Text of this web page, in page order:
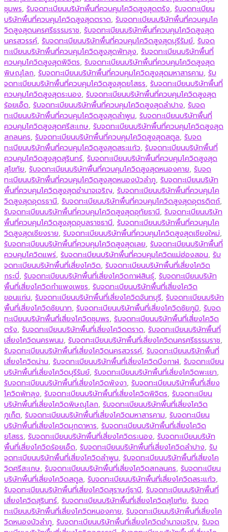
ชุมพร, รับจดทะเบียนบริษัทพื้นที่ควบคุมโควิดสูงสุดตรัง, รับจดทะเบียน
บริษัทพื้นที่ควบคุมโควิดสูงสุดตราด, รับจดทะเบียนบริษัทพื้นที่ควบคุมโค
วิดสูงสุดนครศรีธรรมราช, รับจดทะเบียนบริษัทพื้นที่ควบคุมโควิดสูงสุด
นครสวรรค์, รับจดทะเบียนบริษัทพื้นที่ควบคุมโควิดสูงสุดบุรีรัมย์, รับจด
ทะเบียนบริษัทพื้นที่ควบคุมโควิดสูงสุดพัทลุง, รับจดทะเบียนบริษัทพื้นที่
ควบคุมโควิดสูงสุดพิจิตร, รับจดทะเบียนบริษัทพื้นที่ควบคุมโควิดสูงสุด
พิษณุโลก, รับจดทะเบียนบริษัทพื้นที่ควบคุมโควิดสูงสุดมหาสารคาม, รับ
จดทะเบียนบริษัทพื้นที่ควบคุมโควิดสูงสุดยโสธร, รับจดทะเบียนบริษัทพื้นที่
ควบคุมโควิดสูงสุดระนอง, รับจดทะเบียนบริษัทพื้นที่ควบคุมโควิดสูงสุด
ร้อยเอ็ด, รับจดทะเบียนบริษัทพื้นที่ควบคุมโควิดสูงสุดลำปาง, รับจด
ทะเบียนบริษัทพื้นที่ควบคุมโควิดสูงสุดลำพูน, รับจดทะเบียนบริษัทพื้นที่
ควบคุมโควิดสูงสุดศรีสะเกษ, รับจดทะเบียนบริษัทพื้นที่ควบคุมโควิดสูงสุด
สกลนคร, รับจดทะเบียนบริษัทพื้นที่ควบคุมโควิดสูงสุดสตูล, รับจด
ทะเบียนบริษัทพื้นที่ควบคุมโควิดสูงสุดสระแก้ว, รับจดทะเบียนบริษัทพื้นที่
ควบคุมโควิดสูงสุดสุรินทร์, รับจดทะเบียนบริษัทพื้นที่ควบคุมโควิดสูงสุด
สุโขทัย, รับจดทะเบียนบริษัทพื้นที่ควบคุมโควิดสูงสุดหนองคาย, รับจด
ทะเบียนบริษัทพื้นที่ควบคุมโควิดสูงสุดหนองบัวลำภู, รับจดทะเบียนบริษัท
พื้นที่ควบคุมโควิดสูงสุดอำนาจเจริญ, รับจดทะเบียนบริษัทพื้นที่ควบคุมโค
วิดสูงสุดอุดรธานี, รับจดทะเบียนบริษัทพื้นที่ควบคุมโควิดสูงสุดอุตรดิตถ์,
รับจดทะเบียนบริษัทพื้นที่ควบคุมโควิดสูงสุดอุทัยธานี, รับจดทะเบียนบริษัท
พื้นที่ควบคุมโควิดสูงสุดอุบลราชธานี, รับจดทะเบียนบริษัทพื้นที่ควบคุมโค
วิดสูงสุดเชียงราย, รับจดทะเบียนบริษัทพื้นที่ควบคุมโควิดสูงสุดเชียงใหม่,
รับจดทะเบียนบริษัทพื้นที่ควบคุมโควิดสูงสุดเลย, รับจดทะเบียนบริษัทพื้นที่
ควบคุมโควิดแพร่, รับจดทะเบียนบริษัทพื้นที่ควบคุมโควิดแม่ฮ่องสอน, รับ
จดทะเบียนบริษัทพื้นที่เสี่ยงโควิด, รับจดทะเบียนบริษัทพื้นที่เสี่ยงโควิด
กระบี่, รับจดทะเบียนบริษัทพื้นที่เสี่ยงโควิดกาฬสินธุ์, รับจดทะเบียนบริษัท
พื้นที่เสี่ยงโควิดกำแพงเพชร, รับจดทะเบียนบริษัทพื้นที่เสี่ยงโควิด
ขอนแก่น, รับจดทะเบียนบริษัทพื้นที่เสี่ยงโควิดจันทบุรี, รับจดทะเบียนบริษัท
พื้นที่เสี่ยงโควิดชัยนาท, รับจดทะเบียนบริษัทพื้นที่เสี่ยงโควิดชัยภูมิ, รับจด
ทะเบียนบริษัทพื้นที่เสี่ยงโควิดชุมพร, รับจดทะเบียนบริษัทพื้นที่เสี่ยงโควิด
ตรัง, รับจดทะเบียนบริษัทพื้นที่เสี่ยงโควิดตราด, รับจดทะเบียนบริษัทพื้นที่
เสี่ยงโควิดนครพนม, รับจดทะเบียนบริษัทพื้นที่เสี่ยงโควิดนครศรีธรรมราช,
รับจดทะเบียนบริษัทพื้นที่เสี่ยงโควิดนครสวรรค์, รับจดทะเบียนบริษัทพื้นที่
เสี่ยงโควิดน่าน, รับจดทะเบียนบริษัทพื้นที่เสี่ยงโควิดบึงกาฬ, รับจดทะเบียน
บริษัทพื้นที่เสี่ยงโควิดบุรีรัมย์, รับจดทะเบียนบริษัทพื้นที่เสี่ยงโควิดพะเยา,
รับจดทะเบียนบริษัทพื้นที่เสี่ยงโควิดพังงา, รับจดทะเบียนบริษัทพื้นที่เสี่ยง
โควิดพัทลุง, รับจดทะเบียนบริษัทพื้นที่เสี่ยงโควิดพิจิตร, รับจดทะเบียน
บริษัทพื้นที่เสี่ยงโควิดพิษณุโลก, รับจดทะเบียนบริษัทพื้นที่เสี่ยงโควิด
ภูเก็ต, รับจดทะเบียนบริษัทพื้นที่เสี่ยงโควิดมหาสารคาม, รับจดทะเบียน
บริษัทพื้นที่เสี่ยงโควิดมุกดาหาร, รับจดทะเบียนบริษัทพื้นที่เสี่ยงโควิด
ยโสธร, รับจดทะเบียนบริษัทพื้นที่เสี่ยงโควิดระนอง, รับจดทะเบียนบริษัท
พื้นที่เสี่ยงโควิดร้อยเอ็ด, รับจดทะเบียนบริษัทพื้นที่เสี่ยงโควิดลำปาง, รับ
จดทะเบียนบริษัทพื้นที่เสี่ยงโควิดลำพูน, รับจดทะเบียนบริษัทพื้นที่เสี่ยงโค
วิดศรีสะเกษ, รับจดทะเบียนบริษัทพื้นที่เสี่ยงโควิดสกลนคร, รับจดทะเบียน
บริษัทพื้นที่เสี่ยงโควิดสตูล, รับจดทะเบียนบริษัทพื้นที่เสี่ยงโควิดสระแก้ว,
รับจดทะเบียนบริษัทพื้นที่เสี่ยงโควิดสุราษฎ์ธานี, รับจดทะเบียนบริษัทพื้นที่
เสี่ยงโควิดสุรินทร์, รับจดทะเบียนบริษัทพื้นที่เสี่ยงโควิดสุโขทัย, รับจด
ทะเบียนบริษัทพื้นที่เสี่ยงโควิดหนองคาย, รับจดทะเบียนบริษัทพื้นที่เสี่ยงโค
วิดหนองบัวลำภู, รับจดทะเบียนบริษัทพื้นที่เสี่ยงโควิดอำนาจเจริญ, รับจด